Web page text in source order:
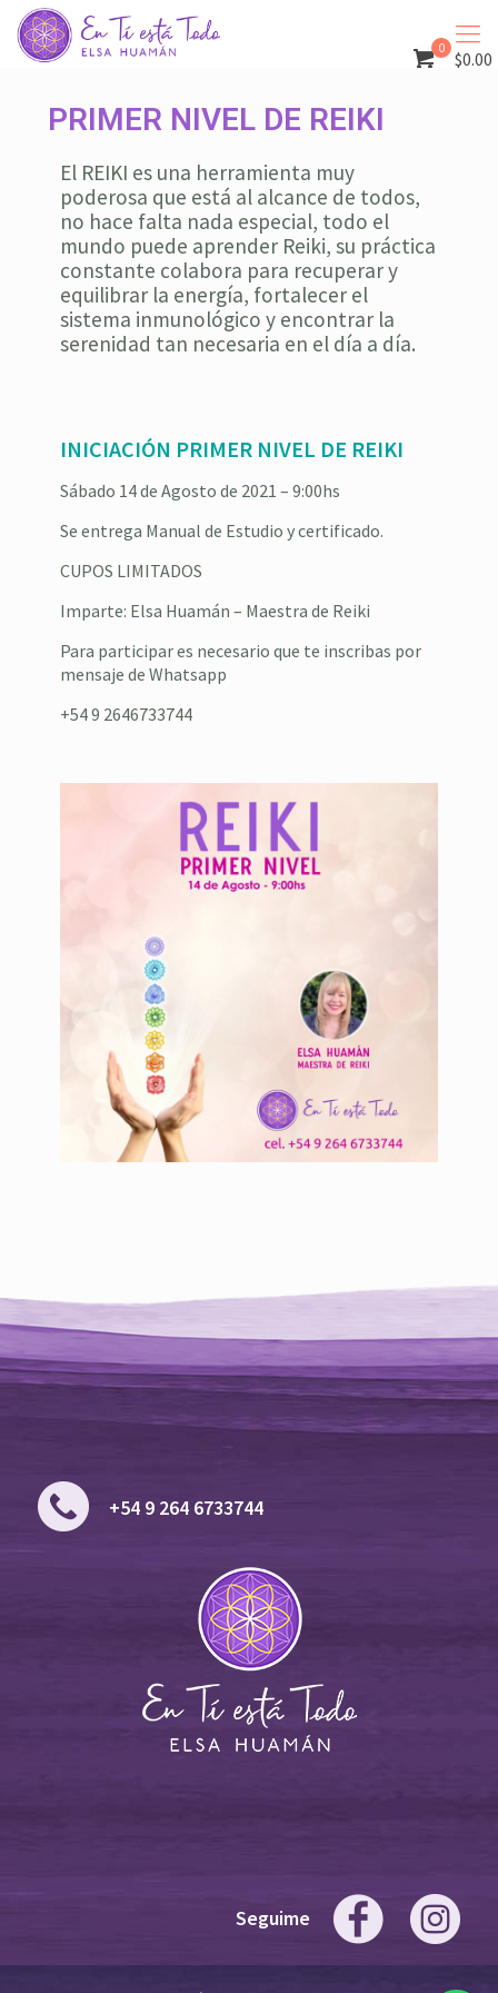
0 $0.00
PRIMER NIVEL DE REIKI
El REIKI es una herramienta muy
poderosa que está al alcance de todos,
no hace falta nada especial, todo el
mundo puede aprender Reiki, su práctica
constante colabora para recuperar y
equilibrar la energía, fortalecer el
sistema inmunológico y encontrar la
serenidad tan necesaria en el día a día.
INICIACIÓN PRIMER NIVEL DE REIKI
Sábado 14 de Agosto de 2021 – 9:00hs
Se entrega Manual de Estudio y certificado.
CUPOS LIMITADOS
Imparte: Elsa Huamán – Maestra de Reiki
Para participar es necesario que te inscribas por
mensaje de Whatsapp
+54 9 2646733744
+54 9 264 6733744
Seguime